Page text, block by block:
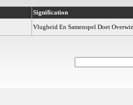
Signification
Vlugheid En Samenspel Doet